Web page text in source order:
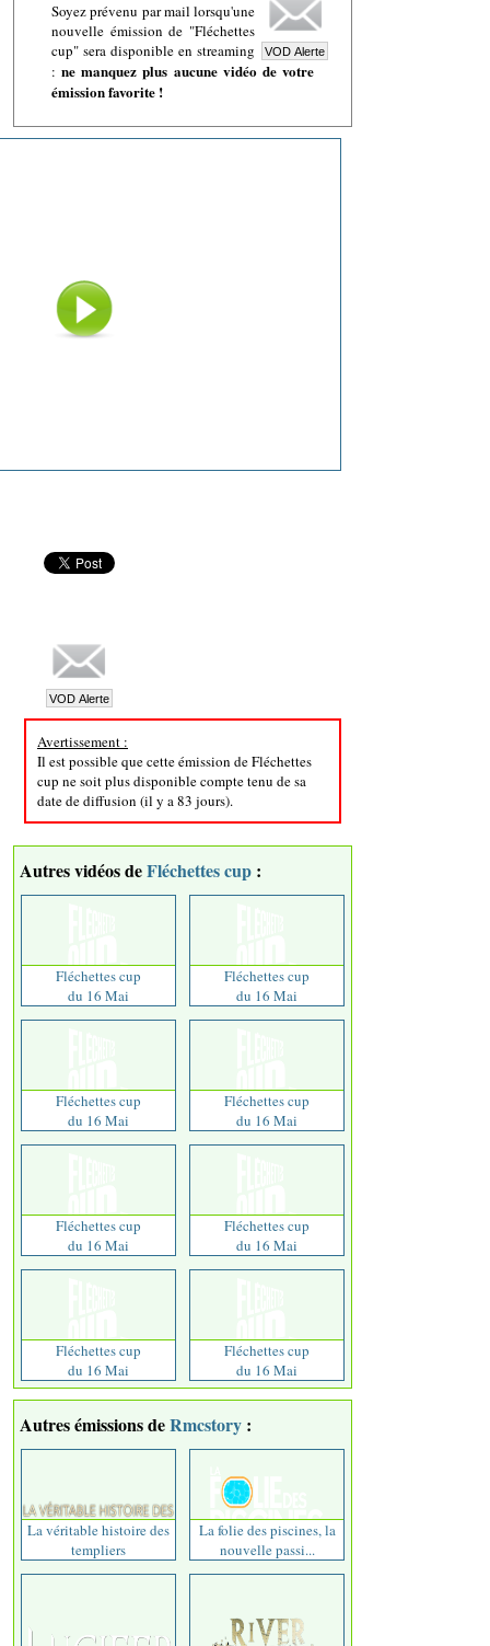
Soyez prévenu par mail lorsqu'une
nouvelle émission de "Fléchettes
cup" sera disponible en streaming
:ne manquez plus aucune vidéo de votre
émission favorite !
Avertissement :
Il est possible que cette émission de Fléchettes
cup ne soit plus disponible compte tenu de sa
date de diffusion (il y a 83 jours).
Autres vidéos deFléchettes cup :
Fléchettes cup
du 16 Mai
Fléchettes cup
du 16 Mai
Fléchettes cup
du 16 Mai
Fléchettes cup
du 16 Mai
Fléchettes cup
du 16 Mai
Fléchettes cup
du 16 Mai
Fléchettes cup
du 16 Mai
Fléchettes cup
du 16 Mai
Autres émissions deRmcstory :
La véritable histoire des
templiers
La folie des piscines, la
nouvelle passi...